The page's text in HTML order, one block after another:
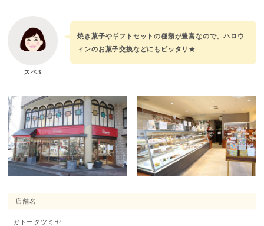
スペ3
焼き菓子やギフトセットの種類が豊富なので、ハロウ
ィンのお菓子交換などにもピッタリ★
店舗名
ガトータツミヤ